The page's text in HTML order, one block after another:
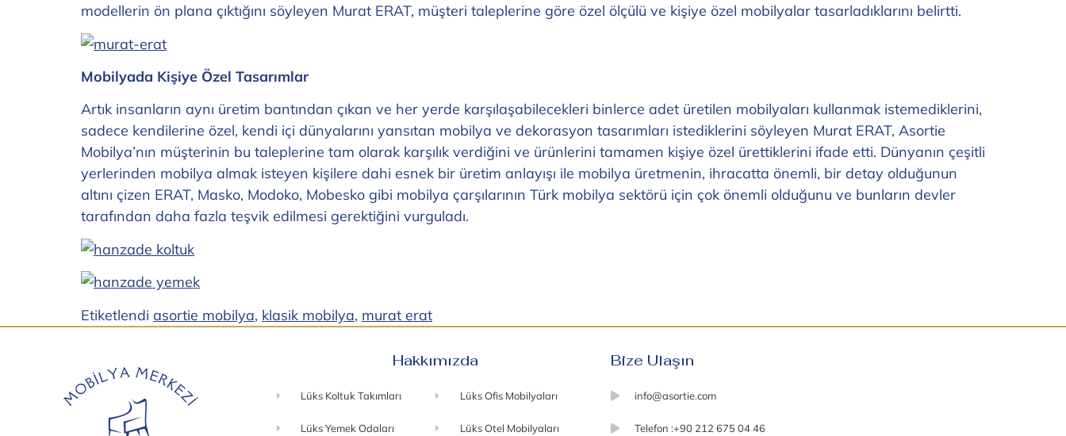
modellerin ön plana çıktığını söyleyen Murat ERAT, müşteri taleplerine göre özel ölçülü ve kişiye özel mobilyalar tasarladıklarını belirtti.
Mobilyada Kişiye Özel Tasarımlar
Artık insanların aynı üretim bantından çıkan ve her yerde karşılaşabilecekleri binlerce adet üretilen mobilyaları kullanmak istemediklerini,
sadece kendilerine özel, kendi içi dünyalarını yansıtan mobilya ve dekorasyon tasarımları istediklerini söyleyen Murat ERAT, Asortie
Mobilya’nın müşterinin bu taleplerine tam olarak karşılık verdiğini ve ürünlerini tamamen kişiye özel ürettiklerini ifade etti. Dünyanın çeşitli
yerlerinden mobilya almak isteyen kişilere dahi esnek bir üretim anlayışı ile mobilya üretmenin, ihracatta önemli, bir detay olduğunun
altını çizen ERAT, Masko, Modoko, Mobesko gibi mobilya çarşılarının Türk mobilya sektörü için çok önemli olduğunu ve bunların devler
tarafından daha fazla teşvik edilmesi gerektiğini vurguladı.
Etiketlendi asortie mobilya, klasik mobilya, murat erat
Hakkımızda
Lüks Koltuk Takımları
Lüks Yemek Odaları
Lüks Ofis Mobilyaları
Lüks Otel Mobilyaları
Bize Ulaşın
info@asortie.com
Telefon :+90 212 675 04 46